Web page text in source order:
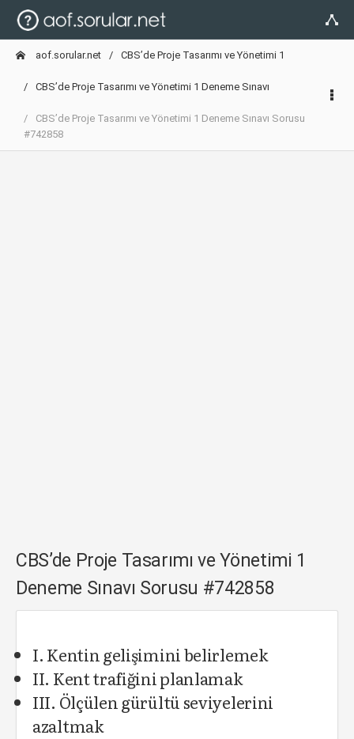
aof.sorular.net CBS’de Proje Tasarımı ve Yönetimi 1
CBS’de Proje Tasarımı ve Yönetimi 1 Deneme Sınavı
CBS’de Proje Tasarımı ve Yönetimi 1 Deneme Sınavı Sorusu
#742858
CBS’de Proje Tasarımı ve Yönetimi 1
Deneme Sınavı Sorusu #742858
I. Kentin gelişimini belirlemek
II. Kent trafiğini planlamak
III. Ölçülen gürültü seviyelerini
azaltmak